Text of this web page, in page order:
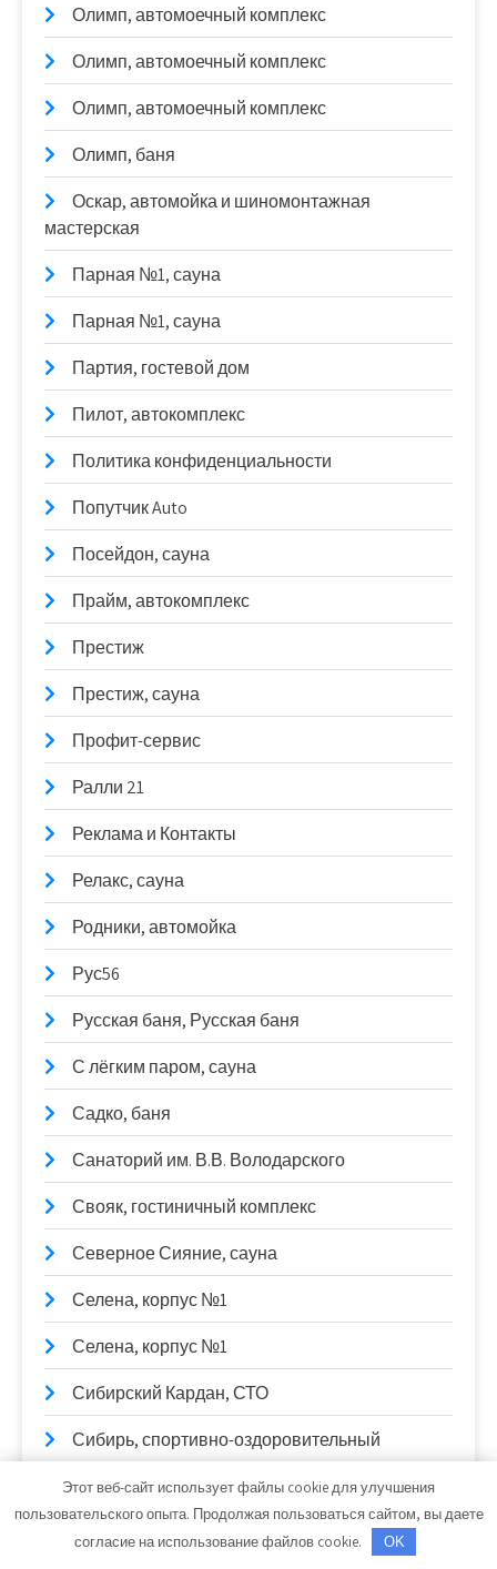
Олимп, автомоечный комплекс
Олимп, автомоечный комплекс
Олимп, автомоечный комплекс
Олимп, баня
Оскар, автомойка и шиномонтажная
мастерская
Парная №1, сауна
Парная №1, сауна
Партия, гостевой дом
Пилот, автокомплекс
Политика конфиденциальности
Попутчик Auto
Посейдон, сауна
Прайм, автокомплекс
Престиж
Престиж, сауна
Профит-сервис
Ралли 21
Реклама и Контакты
Релакс, сауна
Родники, автомойка
Рус56
Русская баня, Русская баня
С лёгким паром, сауна
Садко, баня
Санаторий им. В.В. Володарского
Свояк, гостиничный комплекс
Северное Сияние, сауна
Селена, корпус №1
Селена, корпус №1
Сибирский Кардан, СТО
Сибирь, спортивно-оздоровительный
комплекс
Скиф, автомойка
Этот веб-сайт использует файлы cookie для улучшения
пользовательского опыта. Продолжая пользоваться сайтом, вы даете
согласие на использование файлов cookie.
OK